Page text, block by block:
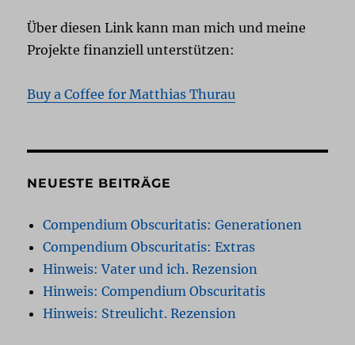
Über diesen Link kann man mich und meine
Projekte finanziell unterstützen:
Buy a Coffee for Matthias Thurau
NEUESTE BEITRÄGE
Compendium Obscuritatis: Generationen
Compendium Obscuritatis: Extras
Hinweis: Vater und ich. Rezension
Hinweis: Compendium Obscuritatis
Hinweis: Streulicht. Rezension